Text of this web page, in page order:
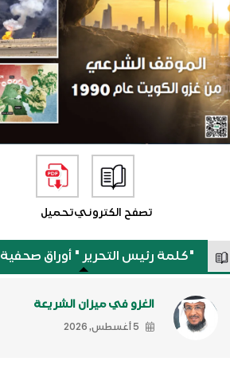
تصفح الكترونيتحميل
"كلمة رئيس التحرير " أوراق صحفية
الغزو في ميزان الشريعة
5 أغسطس, 2026